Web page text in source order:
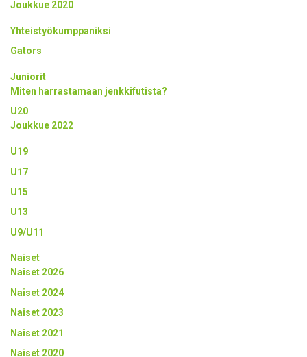
Joukkue 2020
Yhteistyökumppaniksi
Gators
Juniorit
Miten harrastamaan jenkkifutista?
U20
Joukkue 2022
U19
U17
U15
U13
U9/U11
Naiset
Naiset 2026
Naiset 2024
Naiset 2023
Naiset 2021
Naiset 2020